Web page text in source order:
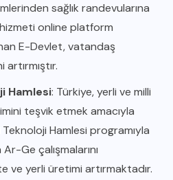
sağlık randevularına
online platform
E-Devlet, vatandaş
Hamlesi: Türkiye, yerli ve milli
teşvik etmek amacıyla
Teknoloji Hamlesi programıyla
Ge çalışmalarını
ve yerli üretimi artırmaktadır.